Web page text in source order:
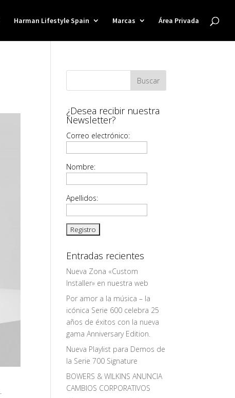
Harman Lifestyle Spain Marcas Área Privada
¿Desea recibir nuestra
Newsletter?
Correo electrónico:
Nombre:
Apellidos:
Entradas recientes
Nueva Zona «Custom
Installer» en nuestra web
Por amor a la música – la
icónica Serie 600 celebra 25
años de éxitos con la nueva
gama Anniversary Edition.
Nueva Playlist para Demos de
la Serie 700 Signature
BOWERS & WILKINS ANUNCIA
CAMBIOS CORPORATIVOS